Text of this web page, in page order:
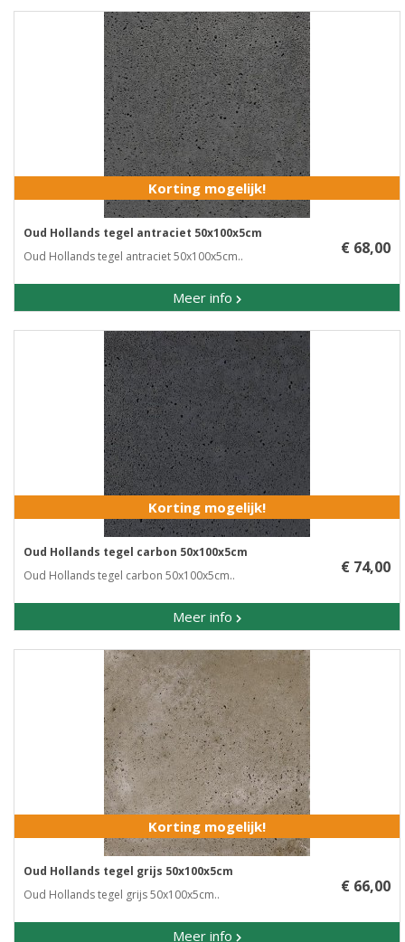
Korting mogelijk!
Oud Hollands tegel antraciet 50x100x5cm
Oud Hollands tegel antraciet 50x100x5cm..
Meer info
€ 68,00
Korting mogelijk!
Oud Hollands tegel carbon 50x100x5cm
Oud Hollands tegel carbon 50x100x5cm..
Meer info
€ 74,00
Korting mogelijk!
Oud Hollands tegel grijs 50x100x5cm
Oud Hollands tegel grijs 50x100x5cm..
Meer info
€ 66,00